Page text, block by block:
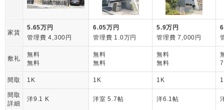
家賃
5.65万円
管理費 4,300円
6.05万円
管理費 1.0万円
5.9万円
管理費 7,000円
敷礼
無料
無料
無料
無料
無料
無料
間取 1K 1K 1K
間取
詳細
洋9.1 K 洋室 5.7帖 洋6.1帖